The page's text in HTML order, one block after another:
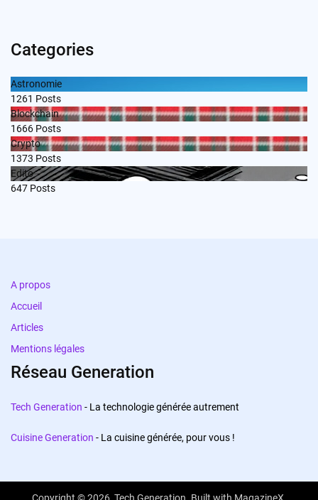
Categories
Astronomie
1261 Posts
Blockchain
1666 Posts
Crypto
1373 Posts
Edito
647 Posts
A propos
Accueil
Articles
Mentions légales
Réseau Generation
Tech Generation - La technologie générée autrement
Cuisine Generation - La cuisine générée, pour vous !
Copyright © 2026, Tech Generation . Built with MagazineX